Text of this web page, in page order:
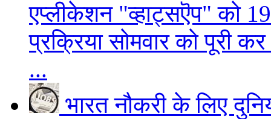
एप्लीकेशन "व्हाट्सऎप" को
प्रक्रिया सोमवार को
...
भारत नौकरी के लिए